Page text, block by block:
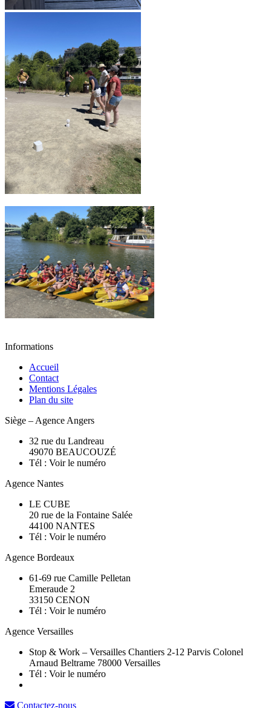
Informations
Accueil
Contact
Mentions Légales
Plan du site
Siège – Agence Angers
32 rue du Landreau
49070 BEAUCOUZÉ
Tél : Voir le numéro
Agence Nantes
LE CUBE
20 rue de la Fontaine Salée
44100 NANTES
Tél : Voir le numéro
Agence Bordeaux
61-69 rue Camille Pelletan
Emeraude 2
33150 CENON
Tél : Voir le numéro
Agence Versailles
Stop & Work – Versailles Chantiers 2-12 Parvis Colonel
Arnaud Beltrame 78000 Versailles
Tél : Voir le numéro
Contactez-nous